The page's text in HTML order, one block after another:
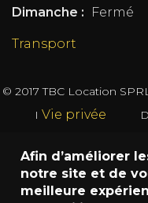
Dimanche :
Fermé
Transport
© 2017TBC Location SPRL
I Vie privée
Afin d’améliorer
notre site et de
meilleure